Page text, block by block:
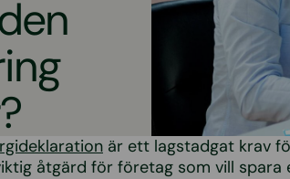
är ett lagstadgat krav
åtgärd för företag som vill spara